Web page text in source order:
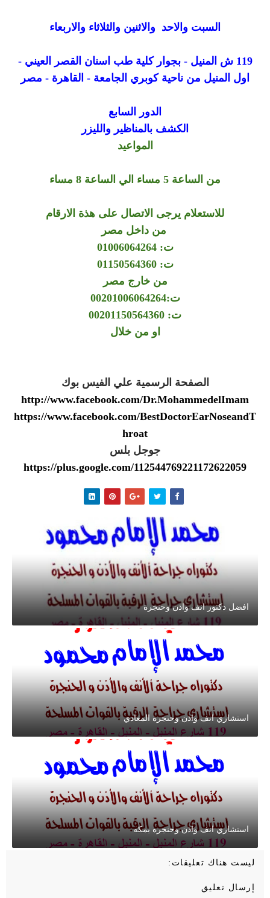
السبت والاحد والاثنين والثلاثاء والاربعاء
119 ش المنيل - بجوار كلية طب اسنان القصر العيني -
اول المنيل من ناحية كوبري الجامعة - القاهرة - مصر
الدور السابع
الكشف بالمناظير والليزر
المواعيد
من الساعة 5 مساء الي الساعة 8 مساء
للاستعلام يرجى الاتصال على هذة الارقام
من داخل مصر
ت: 01006064264
ت: 01150564360
من خارج مصر
ت:00201006064264
ت: 00201150564360
او من خلال
الصفحة الرسمية علي الفيس بوك
http://www.facebook.com/Dr.MohammedelImam
https://www.facebook.com/BestDoctorEarNoseandT
hroat
جوجل بلس
https://plus.google.com/112544769221172622059
افضل دكتور انف واذن وحنجرة
استشاري انف واذن وحنجرة المعادي
استشاري انف واذن وحنجره بمكه
ليست هناك تعليقات:
إرسال تعليق